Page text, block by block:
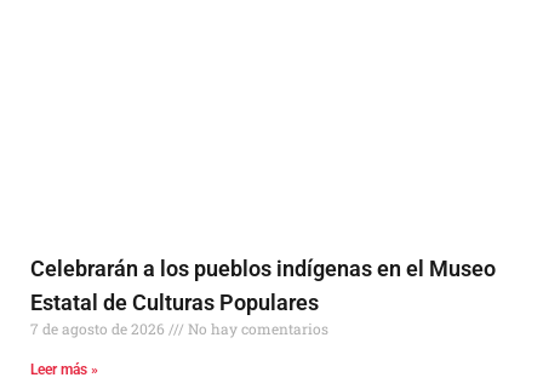
Celebrarán a los pueblos indígenas en el Museo
Estatal de Culturas Populares
7 de agosto de 2026 No hay comentarios
Leer más »